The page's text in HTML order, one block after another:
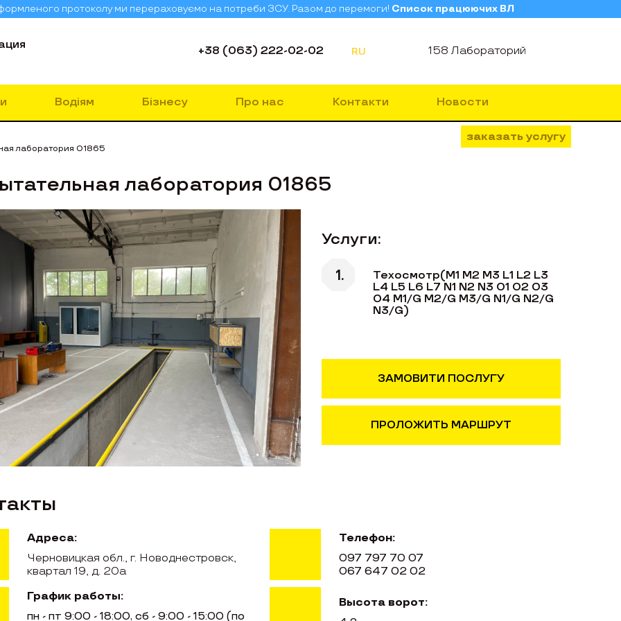
протоколу ми перераховуємо на потреби ЗСУ. Разом до перемоги! Список працюючих ВЛ
+38 (063) 222-02-02 RU 158 Лабораторий
Водіям Бізнесу Про нас Контакти Новости
заказать услугу
лаборатория 01865
лаборатория 01865
Услуги:
Техосмотр(M1 M2 M3 L1 L2 L3
L4 L5 L6 L7 N1 N2 N3 O1 O2 O3
O4 M1/G M2/G M3/G N1/G N2/G
N3/G)
ЗАМОВИТИ ПОСЛУГУ
ПРОЛОЖИТЬ МАРШРУТ
Адреса:
Черновицкая обл., г. Новоднестровск,
квартал 19, д. 20а
Телефон:
097 797 70 07
067 647 02 02
График работы:
пн - пт 9:00 - 18:00, сб - 9:00 - 15:00 (по
Высота ворот: